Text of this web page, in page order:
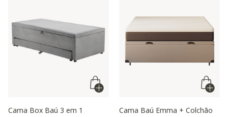
Cama Box Baú 3 em 1
Cama Baú Emma + Colchão